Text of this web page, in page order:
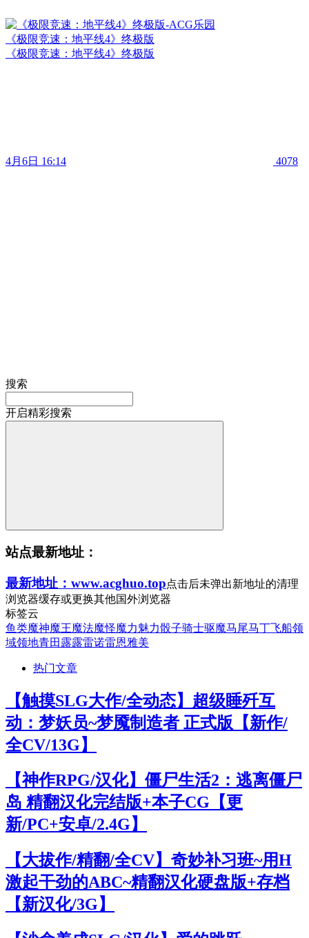
《极限竞速：地平线4》终极版
《极限竞速：地平线4》终极版
4月6日 16:14 4078
搜索
开启精彩搜索
站点最新地址：
最新地址：www.acghuo.top点击后未弹出新地址的清理
浏览器缓存或更换其他国外浏览器
标签云
鱼类魔神魔王魔法魔怪魔力魅力骰子骑士驱魔马尾马丁飞船领
域领地青田 露露雷诺雷恩雅美
热门文章
【触摸SLG大作/全动态】超级睡歼互
动：梦妖员~梦魇制造者 正式版【新作/
全CV/13G】
【神作RPG/汉化】僵尸生活2：逃离僵尸
岛 精翻汉化完结版+本子CG【更
新/PC+安卓/2.4G】
【大拔作/精翻/全CV】奇妙补习班~用H
激起干劲的ABC~精翻汉化硬盘版+存档
【新汉化/3G】